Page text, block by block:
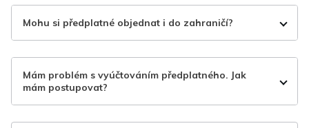
Mohu si předplatné objednat i do zahraničí?
Mám problém s vyúčtováním předplatného. Jak
mám postupovat?